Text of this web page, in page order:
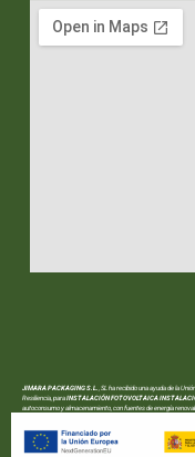
JIMARA PACKAGING S.L.
, SL ha recibido una ayuda de la
Resiliencia, paraINSTALACIÓN FOTOVOLTAICA
autoconsumo y almacenamiento, con fuentes de energía